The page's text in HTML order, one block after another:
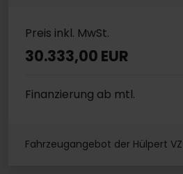
Preis inkl. MwSt.
30.333,00 EUR
Finanzierung ab mtl.
Fahrzeugangebot der Hülpert